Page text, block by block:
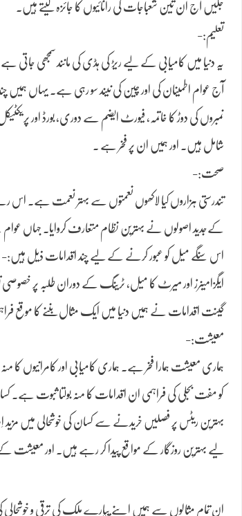
جلیں آج ان تین شعباجات کی رانائیوں کا جائزہ لیتے ہیں۔
تعلیم:-
یہ دنیا میں کامیابی کے لیے ریڑ کی ہڈی کی مانند سمجھی
آج عوام اطمینان کی اور چین کی نیند سو رہی ہے۔ یہاں ہمیں
نمبروں کی دوڑ کا خاتمہ، فیورٹ ایضم سے دوری، بورڈ اور
شامل ہیں۔ اور ہمیں ان پر فخر ہے ۔
صحت:-
تندرستی ہزاروں کیا لاکھوں نعمتوں سے بہتر نعمت ہے۔ اس
کےجدید اصولوں نے بہترین نظام متعارف کروایا۔ جہاں عوام
اس سنگے میل کو عبور کرنے کے لیے چند اقدامات ذیل ہیں:-
ایگزامینرز اور میرٹ کا میل، ٹرینگ کے دوران طلبہ پر
گینت اقدامات نے ہمیں دنیا میں ایک مثال بننے کا موقع فراہم
معیشت:-
ہماری معیشت ہمارا فخر ہے۔ ہماری کامیابی اور کامرانیوں
کو مفت بجلی کی فراہمی ان اقدامات کا منہ بولتا ثبوت
بہترین ریٹس پر فصلیں خریدنے سے کسان کی خوشحالی میں
لیے بہترین روزگار کے مواقع پیدا کر رہے ہیں۔ اور معیشت
ان تمام مثالوں سے ہمیں اپنے پیارے ملک کی ترقی و خوشحالی